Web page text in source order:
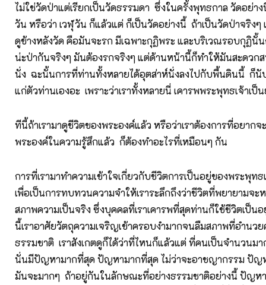
ไม่ใช่วัดป่าแต่เรียกเป็นวัดธรรมดา ซึ่งในครั้งพุทธกาล วัดอย่าง
วัน หรือว่า เวฬุวัน ก็แล้วแต่ ก็เป็นวัดอย่างนี้ ถ้าเป็นวัดป่าจริง
ดูข้างหลังวัด คือมันจะรก มีเฉพาะกุฏิพระ และบริเวณรอบกุฏินั้
น่ะป่ากันจริงๆ มันต้องรกจริงๆ แต่ด้านหน้านี้ก็ทำให้มันสะดวก
นั่ง ฉะนั้นการที่ท่านทั้งหลายได้อุตส่าห์นั่งลงไปกับพื้นดินนี้ ก็นั
แก่ตัวท่านเองอะ เพราะว่าเราทั้งหลายนี่ เคารพพระพุทธเจ้าเ
ทีนี้ถ้าเรามาดูชีวิตของพระองค์แล้ว หรือว่าเราต้องการที่อยาก
พระองค์ในความรู้สึกแล้ว ก็ต้องทำอะไรที่เหมือนๆ กัน
การที่เรามาทำความเข้าใจเกี่ยวกับชีวิตการเป็นอยู่ของพระพุท
เพื่อเป็นการทบทวนความจำให้เราระลึกถึงว่าชีวิตที่พยายามจะ
สภาพความเป็นจริง ซึ่งบุคคลที่เราเคารพที่สุดท่านก็ใช้ชีวิตเป็
นี้เราอาศัยวัตถุความเจริญเข้าครอบงำมากจนลืมสภาพที่อำนว
ธรรมชาติ เราสังเกตดูก็ได้ว่าที่ไหนก็แล้วแต่ ที่คนเป็นจำนวนม
นั่นมีปัญหามากที่สุด ปัญหามากที่สุด ไม่ว่าจะอาชญากรรม ปัญ
มันจะมากๆ ถ้าอยู่กันในลักษณะที่อย่างธรรมชาติอย่างนี้ ปัญห